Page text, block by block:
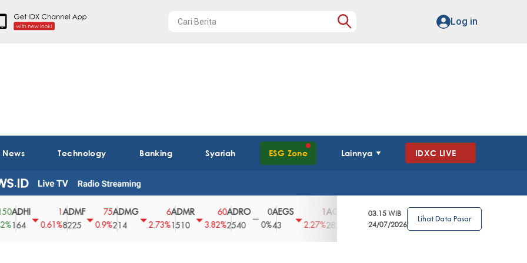
Log in
Technology Banking Syariah ESG Zone Lainnya IDXC LIVE
0.61%
ADMF
8225
75
0.9%
ADMG
214
2.73%
ADMR
1510
60
3.82%
ADRO
2540
0
0%
AEGS
2.27% 2850
3.39%
AGRO
148
4
2.63%
0%
03.15 WIB
24/07/2026
Lihat Data Pasar